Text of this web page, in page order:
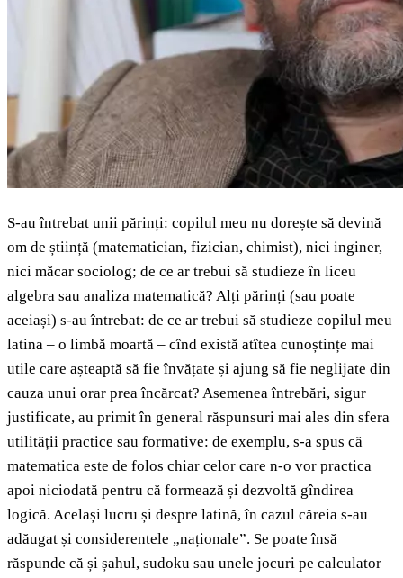
S-au întrebat unii părinți: copilul meu nu dorește să devină
om de știință (matematician, fizician, chimist), nici inginer,
nici măcar sociolog; de ce ar trebui să studieze în liceu
algebra sau analiza matematică? Alți părinți (sau poate
aceiași) s-au întrebat: de ce ar trebui să studieze copilul meu
latina – o limbă moartă – cînd există atîtea cunoștințe mai
utile care așteaptă să fie învățate și ajung să fie neglijate din
cauza unui orar prea încărcat? Asemenea întrebări, sigur
justificate, au primit în general răspunsuri mai ales din sfera
utilității practice sau formative: de exemplu, s-a spus că
matematica este de folos chiar celor care n-o vor practica
apoi niciodată pentru că formează și dezvoltă gîndirea
logică. Același lucru și despre latină, în cazul căreia s-au
adăugat și considerentele „naționale”. Se poate însă
răspunde că și șahul, sudoku sau unele jocuri pe calculator